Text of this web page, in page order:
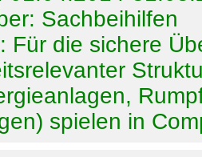
Sachbeihilfen
Für die sichere
spielen in